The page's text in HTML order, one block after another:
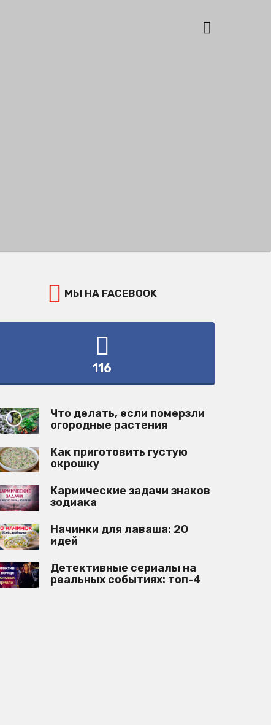
МЫ НА FACEBOOK
116
Что делать, если померзли
огородные растения
Как приготовить густую
окрошку
Кармические задачи знаков
зодиака
Начинки для лаваша: 20
идей
Детективные сериалы на
реальных событиях: топ-4